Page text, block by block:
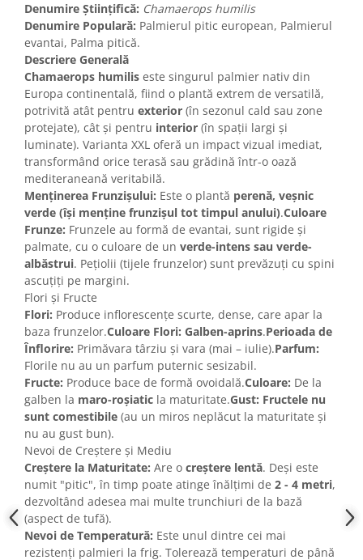
Denumire Științifică: Chamaerops humilis
Denumire Populară: Palmierul pitic european, Palmierul
evantai, Palma pitică.
Descriere Generală
Chamaerops humilis este singurul palmier nativ din
Europa continentală, fiind o plantă extrem de versatilă,
potrivită atât pentru exterior (în sezonul cald sau zone
protejate), cât și pentru interior (în spații largi și
luminate). Varianta XXL oferă un impact vizual imediat,
transformând orice terasă sau grădină într-o oază
mediteraneană veritabilă.
Menținerea Frunzișului: Este o plantă perenă, veșnic
verde (își menține frunzișul tot timpul anului).Culoare
Frunze: Frunzele au formă de evantai, sunt rigide și
palmate, cu o culoare de un verde-intens sau verde-
albăstrui. Pețiolii (tijele frunzelor) sunt prevăzuți cu spini
ascuțiți pe margini.
Flori și Fructe
Flori: Produce inflorescențe scurte, dense, care apar la
baza frunzelor.Culoare Flori: Galben-aprins.Perioada de
Înflorire: Primăvara târziu și vara (mai – iulie).Parfum:
Florile nu au un parfum puternic sesizabil.
Fructe: Produce bace de formă ovoidală.Culoare: De la
galben la maro-roșiatic la maturitate.Gust: Fructele nu
sunt comestibile (au un miros neplăcut la maturitate și
nu au gust bun).
Nevoi de Creștere și Mediu
Creștere la Maturitate: Are o creștere lentă. Deși este
numit "pitic", în timp poate atinge înălțimi de 2 - 4 metri,
dezvoltând adesea mai multe trunchiuri de la bază
(aspect de tufă).
Nevoi de Temperatură: Este unul dintre cei mai
rezistenți palmieri la frig. Tolerează temperaturi de până